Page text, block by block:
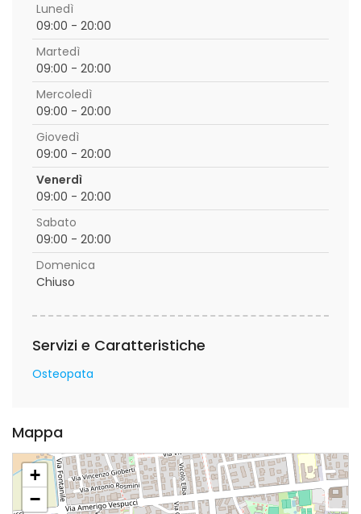
Lunedì
09:00 - 20:00
Martedì
09:00 - 20:00
Mercoledì
09:00 - 20:00
Giovedì
09:00 - 20:00
Venerdì
09:00 - 20:00
Sabato
09:00 - 20:00
Domenica
Chiuso
Servizi e Caratteristiche
Osteopata
Mappa
+
−